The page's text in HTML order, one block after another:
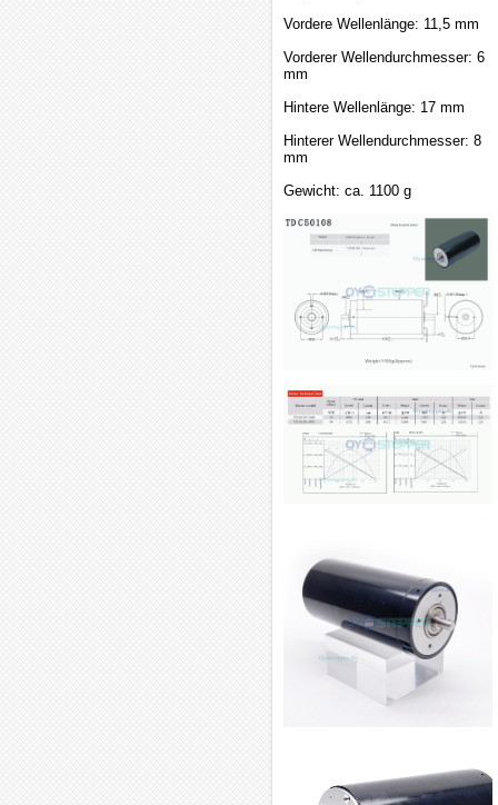
Vordere Wellenlänge: 11,5 mm
Vorderer Wellendurchmesser: 6
mm
Hintere Wellenlänge: 17 mm
Hinterer Wellendurchmesser: 8
mm
Gewicht: ca. 1100 g